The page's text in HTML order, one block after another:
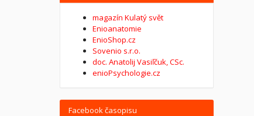
magazín Kulatý svět
Enioanatomie
EnioShop.cz
Sovenio s.r.o.
doc. Anatolij Vasiľčuk, CSc.
enioPsychologie.cz
Facebook časopisu